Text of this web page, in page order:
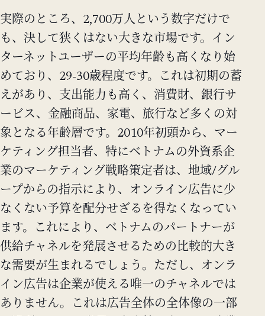
実際のところ、2,700万人という数字だけで
も、決して狭くはない大きな市場です。イン
ターネットユーザーの平均年齢も高くなり始
めており、29-30歳程度です。これは初期の蓄
えがあり、支出能力も高く、消費財、銀行サ
ービス、金融商品、家電、旅行など多くの対
象となる年齢層です。2010年初頭から、マー
ケティング担当者、特にベトナムの外資系企
業のマーケティング戦略策定者は、地域/グル
ープからの指示により、オンライン広告に少
なくない予算を配分せざるを得なくなってい
ます。これにより、ベトナムのパートナーが
供給チャネルを発展させるための比較的大き
な需要が生まれるでしょう。ただし、オンラ
イン広告は企業が使える唯一のチャネルでは
ありません。これは広告全体の全体像の一部